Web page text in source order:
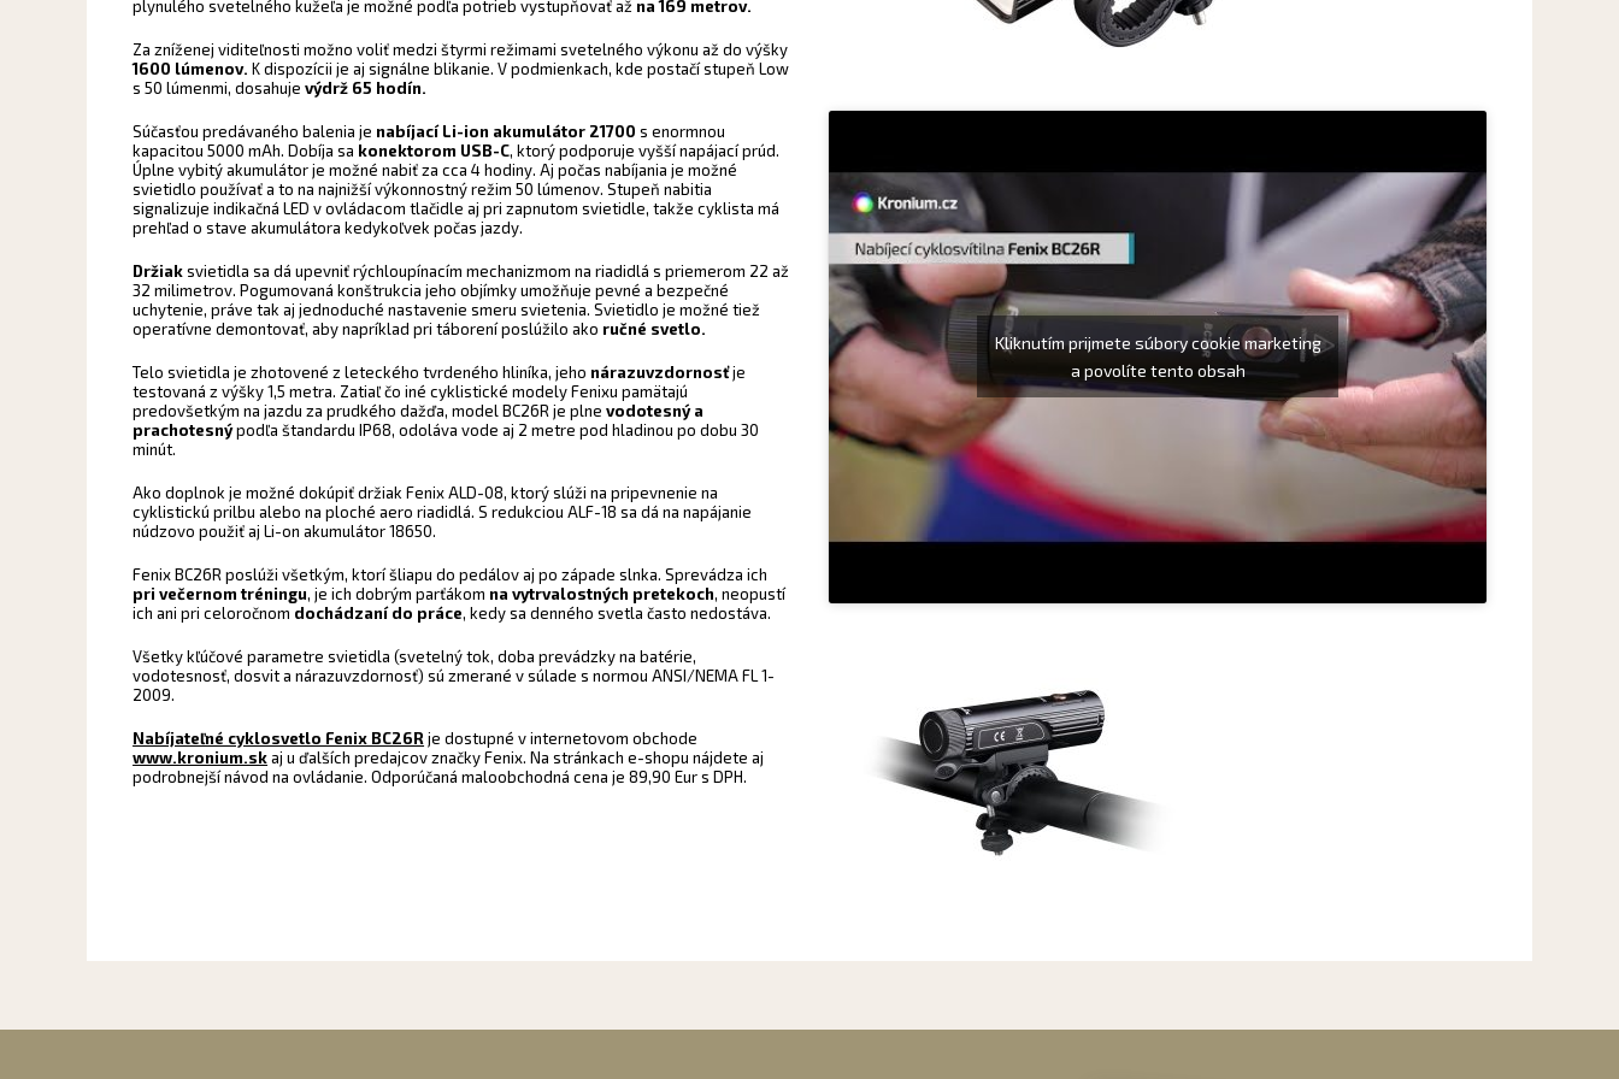
plynulého svetelného kužeľa je možné podľa potrieb vystupňovať až na 169 metrov.
Za zníženej viditeľnosti možno voliť medzi štyrmi režimami svetelného výkonu až do výšky
1600 lúmenov. K dispozícii je aj signálne blikanie. V podmienkach, kde postačí stupeň Low
s 50 lúmenmi, dosahujevýdrž 65 hodín.
Súčasťou predávaného balenia je nabíjací Li-ion akumulátor 21700 s enormnou
kapacitou 5000 mAh. Dobíja sa konektorom USB-C, ktorý podporuje vyšší napájací prúd.
Úplne vybitý akumulátor je možné nabiť za cca 4 hodiny. Aj počas nabíjania je možné
svietidlo používať a to na najnižší výkonnostný režim 50 lúmenov. Stupeň nabitia
signalizuje indikačná LED v ovládacom tlačidle aj pri zapnutom svietidle, takže cyklista má
prehľad o stave akumulátora kedykoľvek počas jazdy.
Držiaksvietidla sa dá upevniť rýchloupínacím mechanizmom na riadidlá s priemerom 22 až
32 milimetrov. Pogumovaná konštrukcia jeho objímky umožňuje pevné a bezpečné
uchytenie, práve tak aj jednoduché nastavenie smeru svietenia. Svietidlo je možné tiež
operatívne demontovať, aby napríklad pri táborení poslúžilo ako ručné svetlo.
Telo svietidla je zhotovené z leteckého tvrdeného hliníka, jeho nárazuvzdornosťje
testovaná z výšky 1,5 metra. Zatiaľ čo iné cyklistické modely Fenixu pamätajú
predovšetkým na jazdu za prudkého dažďa, model BC26R je plnevodotesný a
prachotesnýpodľa štandardu IP68, odoláva vode aj 2 metre pod hladinou po dobu 30
minút.
Ako doplnok je možné dokúpiť držiak Fenix ALD-08, ktorý slúži na pripevnenie na
cyklistickú prilbu alebo na ploché aero riadidlá. S redukciou ALF-18 sa dá na napájanie
núdzovo použiť aj Li-on akumulátor 18650.
Fenix BC26R poslúži všetkým, ktorí šliapu do pedálov aj po západe slnka. Sprevádza ich
pri večernom tréningu, je ich dobrým parťákom na vytrvalostných pretekoch, neopustí
ich ani pri celoročnom dochádzaní do práce, kedy sa denného svetla často nedostáva.
Všetky kľúčové parametre svietidla (svetelný tok, doba prevádzky na batérie,
vodotesnosť, dosvit a nárazuvzdornosť) sú zmerané v súlade s normou ANSI/NEMA FL 1-
2009.
Nabíjateľné cyklosvetlo Fenix BC26Rje dostupné v internetovom obchode
www.kronium.skaj u ďalších predajcov značky Fenix. Na stránkach e-shopu nájdete aj
podrobnejší návod na ovládanie. Odporúčaná maloobchodná cena je 89,90 Eur s DPH.
Kliknutím prijmete súbory cookie marketing
a povolíte tento obsah